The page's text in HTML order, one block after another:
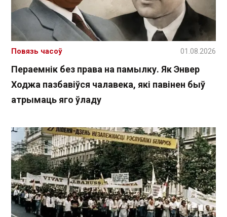
Пераемнік без права на памылку. Як Энвер
Ходжа пазбавіўся чалавека, які павінен быў
атрымаць яго ўладу
Повязь часоў 01.08.2026